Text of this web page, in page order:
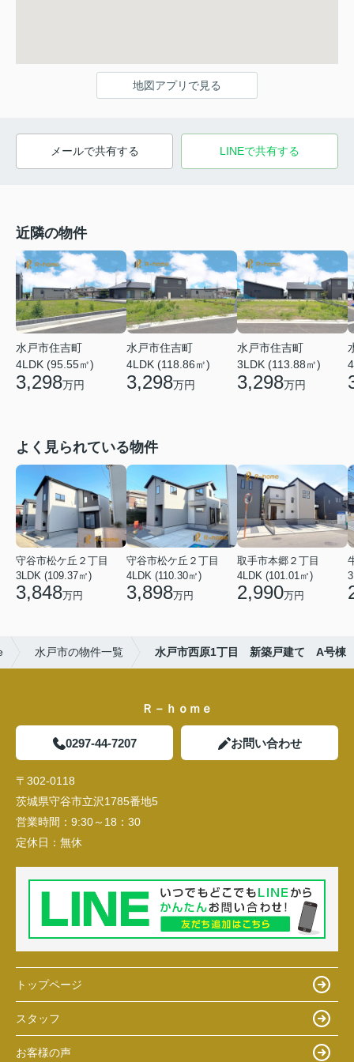
地図アプリで見る
メールで共有する LINEで共有する
近隣の物件
水戸市住吉町
4LDK (95.55㎡)
3,298万円
水戸市住吉町
4LDK (118.86㎡)
3,298万円
水戸市住吉町
3LDK (113.88㎡)
3,298万円
よく見られている物件
守谷市松ケ丘２丁目
3LDK (109.37㎡)
3,848万円
守谷市松ケ丘２丁目
4LDK (110.30㎡)
3,898万円
取手市本郷２丁目
4LDK (101.01㎡)
2,990万円
水戸市の物件一覧 水戸市西原1丁目 新築戸建て A号棟
Ｒ－ｈｏｍｅ
0297-44-7207 お問い合わせ
〒302-0118
茨城県守谷市立沢1785番地5
営業時間： 9:30～18：30
定休日： 無休
トップページ
スタッフ
お客様の声